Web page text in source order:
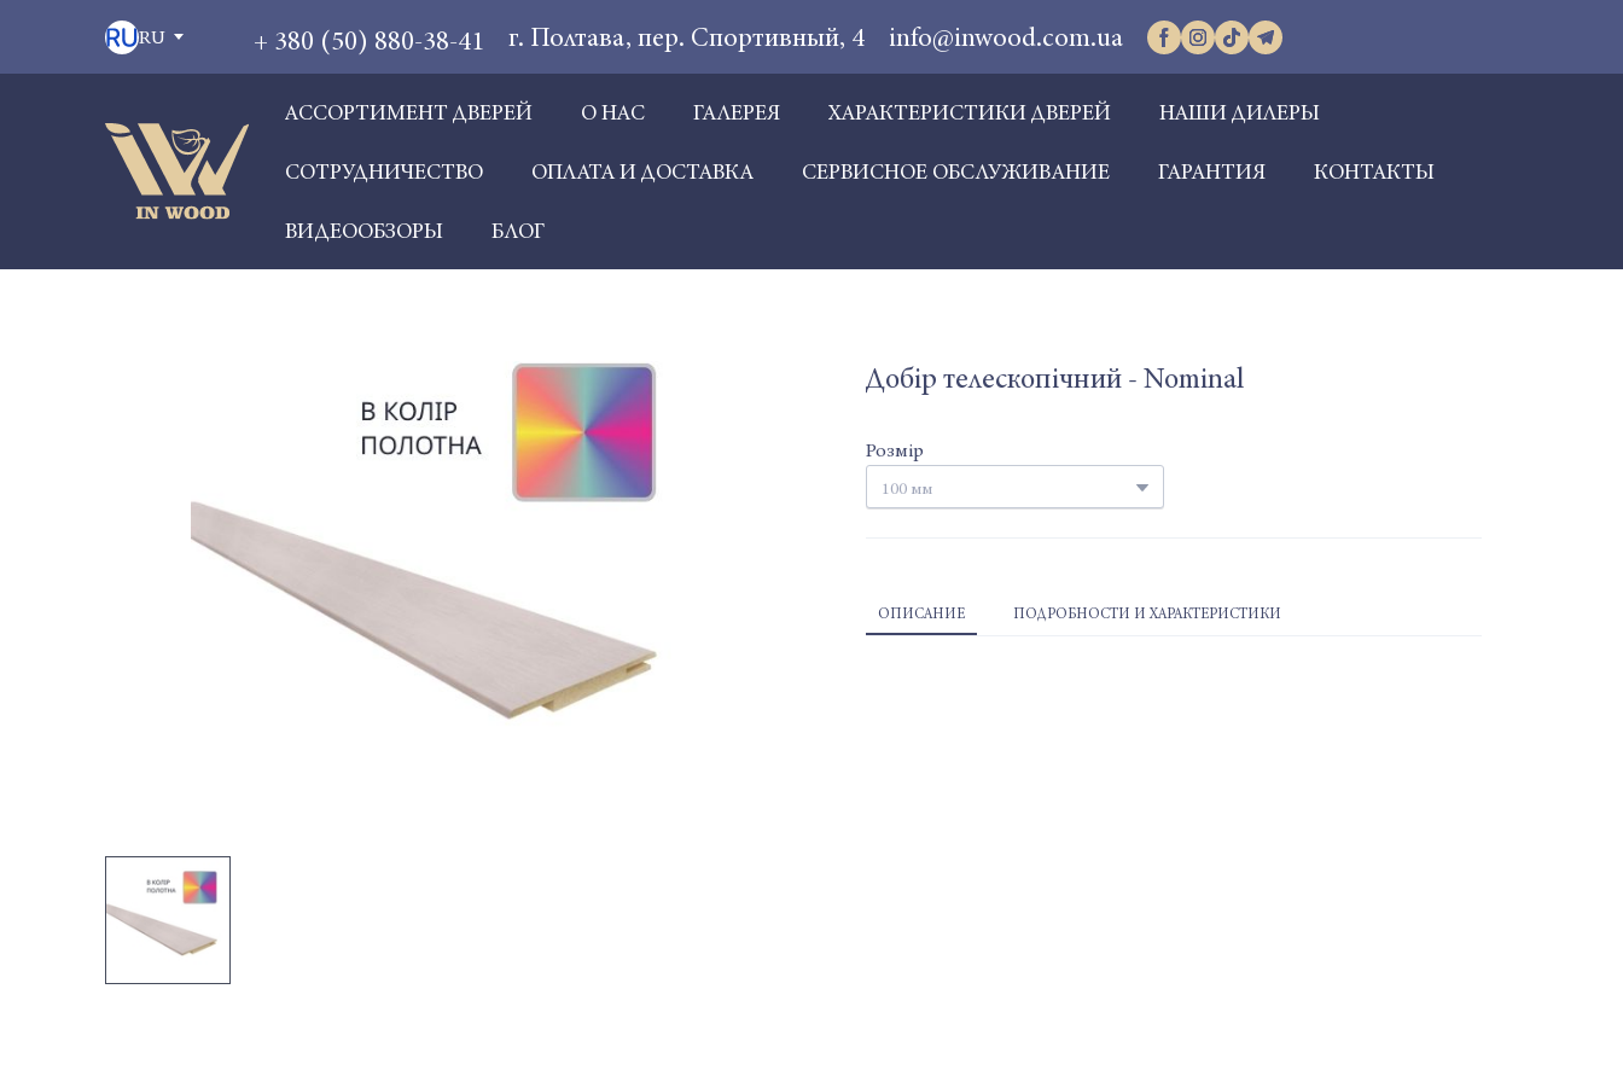
RU + 380 (50) 880-38-41 г. Полтава, пер. Спортивный, 4 info@inwood.com.ua
АССОРТИМЕНТ ДВЕРЕЙ О НАС ГАЛЕРЕЯ ХАРАКТЕРИСТИКИ ДВЕРЕЙ НАШИ ДИЛЕРЫ
СОТРУДНИЧЕСТВО ОПЛАТА И ДОСТАВКА СЕРВИСНОЕ ОБСЛУЖИВАНИЕ ГАРАНТИЯ КОНТАКТЫ
ВИДЕООБЗОРЫ БЛОГ
Добір телескопічний - Nominal
Розмір
ОПИСАНИЕ ПОДРОБНОСТИ И ХАРАКТЕРИСТИКИ